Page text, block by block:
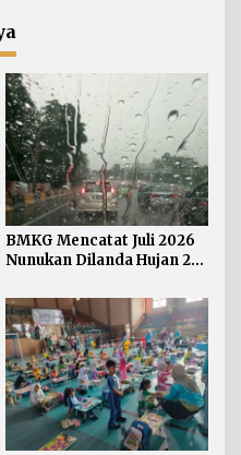
Mewarnai
BMKG Mencatat Juli 2026
Nunukan Dilanda Hujan 23